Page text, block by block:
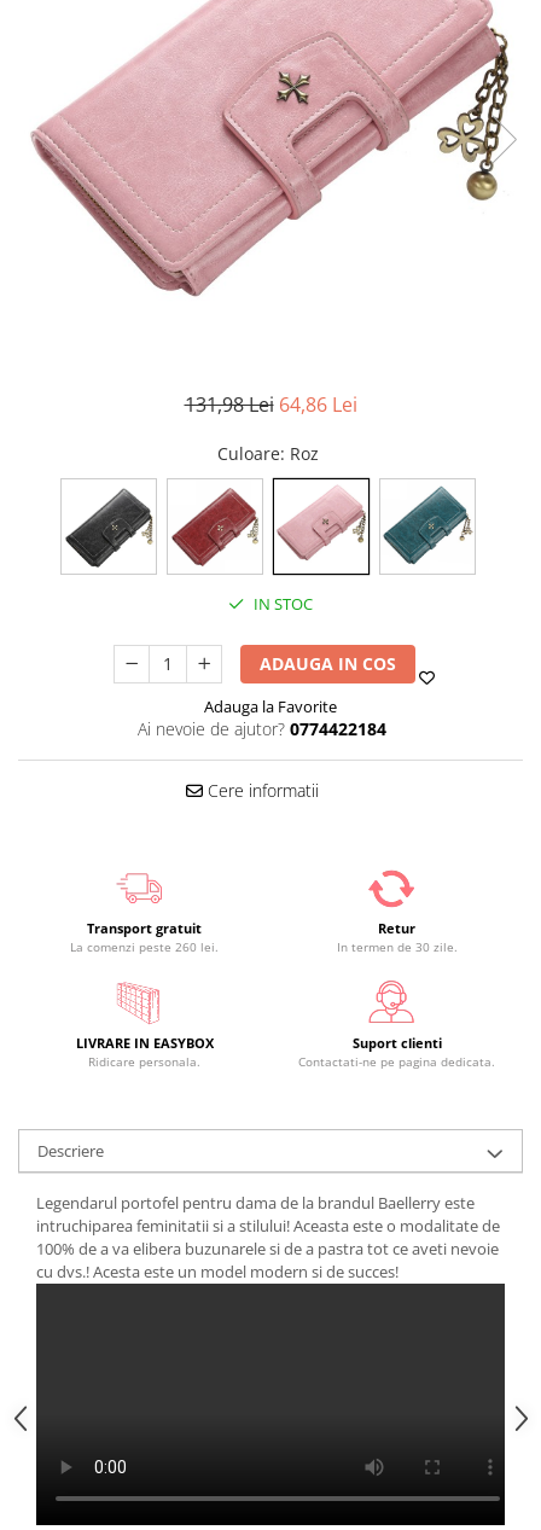
131,98 Lei 64,86 Lei
Culoare: Roz
IN STOC
ADAUGA IN COS
Adauga la Favorite
Ai nevoie de ajutor? 0774422184
Cere informatii
Transport gratuit
La comenzi peste 260 lei.
Retur
In termen de 30 zile.
LIVRARE IN EASYBOX
Ridicare personala.
Suport clienti
Contactati-ne pe pagina dedicata.
Descriere
Legendarul portofel pentru dama de la brandul Baellerry este
intruchiparea feminitatii si a stilului! Aceasta este o modalitate de
100% de a va elibera buzunarele si de a pastra tot ce aveti nevoie
cu dvs.! Acesta este un model modern si de succes!